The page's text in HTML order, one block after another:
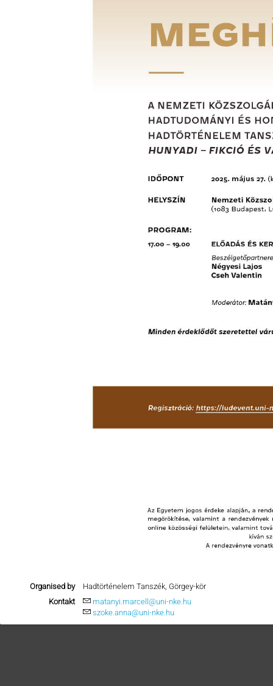
Organised by
Hadtörténelem Tanszék, Görgey-kör
Kontakt
matanyi.marcell@uni-nke.hu
szoke.anna@uni-nke.hu